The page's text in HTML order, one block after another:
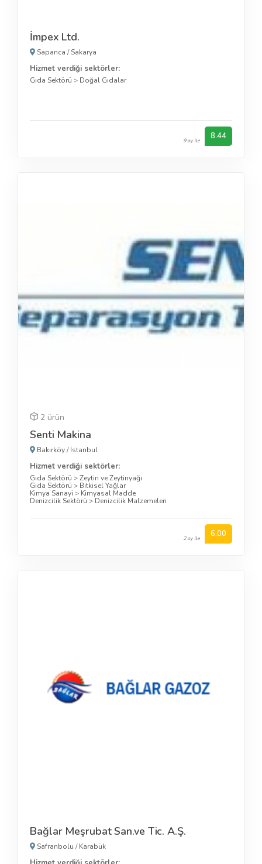
İmpex Ltd.
Sapanca /Sakarya
Hizmet verdiği sektörler:
Gıda Sektörü > Doğal Gıdalar
9 oy ile 8.44
2 ürün
Senti Makina
Bakırköy/İstanbul
Hizmet verdiği sektörler:
Gıda Sektörü >Zeytin ve Zeytinyağı
Gıda Sektörü > Bitkisel Yağlar
Kimya Sanayi > Kimyasal Madde
Denizcilik Sektörü > Denizcilik Malzemeleri
2 oy ile 6.00
Bağlar Meşrubat San.ve Tic. A.Ş.
Safranbolu /Karabük